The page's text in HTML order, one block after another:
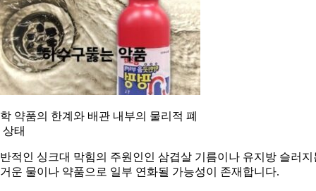
약품의 한계와 배관 내부의 물리적 폐
상태
적인 싱크대 막힘의 주원인인 삼겹살 기름이나 유지방 슬러지
운 물이나 약품으로 일부 연화될 가능성이 존재합니다.